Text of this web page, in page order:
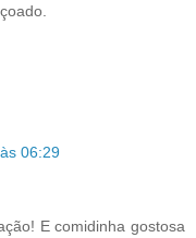
06:29
E comidinha gostosa